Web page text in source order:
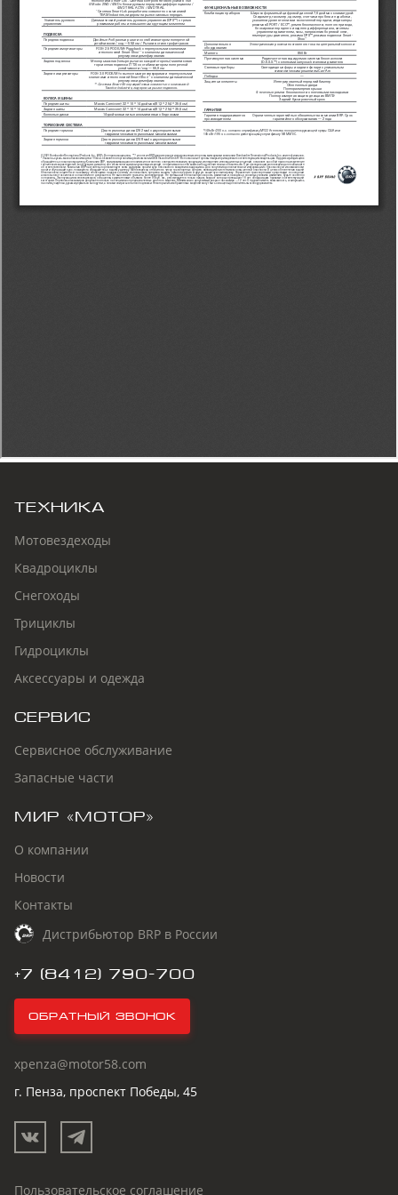
ТЕХНИКА
Мотовездеходы
Квадроциклы
Снегоходы
Трициклы
Гидроциклы
Аксессуары и одежда
СЕРВИС
Сервисное обслуживание
Запасные части
МИР «МОТОР»
О компании
Новости
Контакты
Дистрибьютор BRP в России
+7 (8412) 790-700
Обратный звонок
xpenza@motor58.com
г. Пенза, проспект Победы, 45
Пользовательское соглашение